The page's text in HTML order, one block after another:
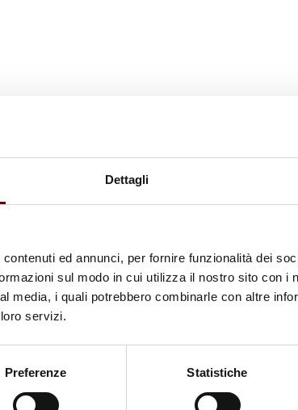
Dettagli
ed annunci, per fornire funzionalità dei
sul modo in cui utilizza il nostro sito con i
media, i quali potrebbero combinarle con altre
servizi.
Preferenze Statistiche